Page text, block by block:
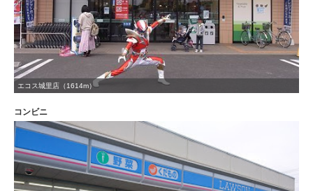
エコス城里店（1614m）
コンビニ